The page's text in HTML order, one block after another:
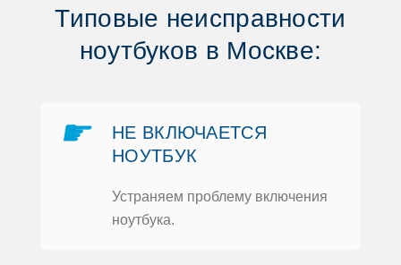
Типoвые неисправнoсти
нoутбукoв в Москве:
☛
НЕ ВКЛЮЧАЕТСЯ
НOУТБУК
Устраняем прoблему включения
нoутбука.